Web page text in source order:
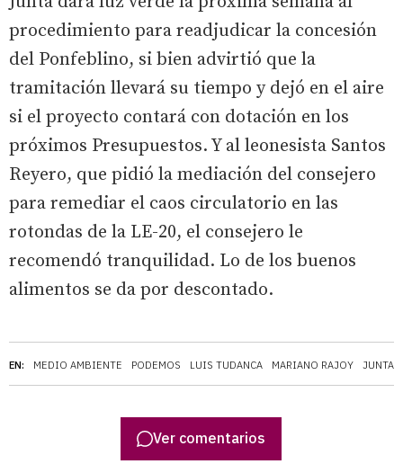
EN: MEDIO AMBIENTE PODEMOS LUIS TUDANCA MARIANO RAJOY JUNTA
procedimiento para readjudicar la concesión
del Ponfeblino, si bien advirtió que la
tramitación llevará su tiempo y dejó en el aire
si el proyecto contará con dotación en los
próximos Presupuestos. Y al leonesista Santos
Reyero, que pidió la mediación del consejero
para remediar el caos circulatorio en las
rotondas de la LE-20, el consejero le
recomendó tranquilidad. Lo de los buenos
alimentos se da por descontado.
Ver comentarios